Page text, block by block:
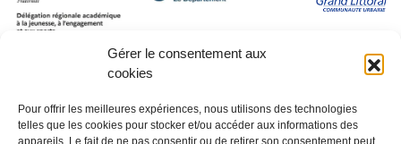
Gérer le consentement aux
cookies
Pour offrir les meilleures expériences, nous utilisons des technologies
telles que les cookies pour stocker et/ou accéder aux informations des
appareils. Le fait de ne pas consentir ou de retirer son consentement peut